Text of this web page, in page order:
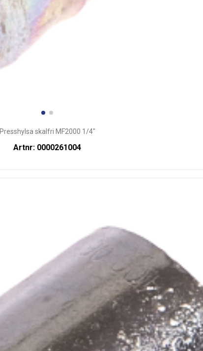
Presshylsa skalfri MF2000 1/4"
Artnr: 0000261004